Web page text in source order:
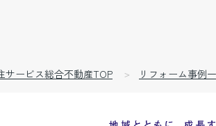
サービス総合不動産TOP リフォーム事例